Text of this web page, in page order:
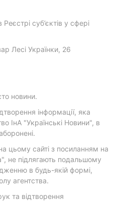
суб’єктів у сфері
Лесі Українки, 26
новини.
інформації, яка
ІнА "Українські Новини", в
цьому сайті з посиланням на
не підлягають подальшому
в будь-якій формі,
агентства.
та відтворення